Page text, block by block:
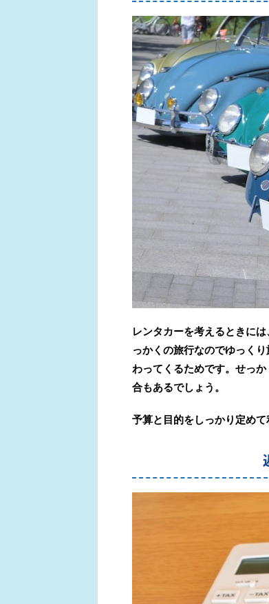
レンタカーを考えるときには
っかくの旅行なのでゆっくり
わってくるためです。 せっか
合もあるでしょう。
予算と目的をしっかり定めて